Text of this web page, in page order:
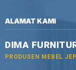
ALAMAT KAMI
DIMA
PRODUSEN MEBEL